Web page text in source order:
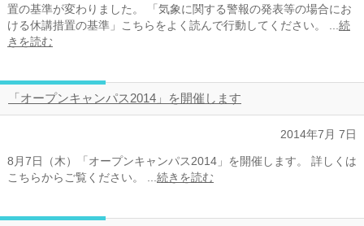
置の基準が変わりました。 「気象に関する警報の発表等の場合にお
ける休講措置の基準」こちらをよく読んで行動してください。 ... 続
きを読む
「オープンキャンパス2014」を開催します
2014年7月 7日
8月7日（木）「オープンキャンパス2014」を開催します。 詳しくは
こちらからご覧ください。 ... 続きを読む